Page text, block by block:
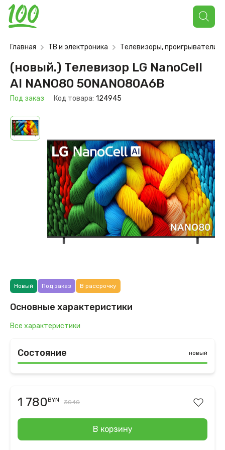
Поиск
товаров
Главная ТВ и электроника Телевизоры, проигрыватели
(новый.) Телевизор LG NanoCell
AI NANO80 50NANO80A6B
Под заказ Код товара: 124945
Новый Под заказ В рассрочку
Основные характеристики
Все характеристики
Состояние новый
1 780BYN 3040
В корзину